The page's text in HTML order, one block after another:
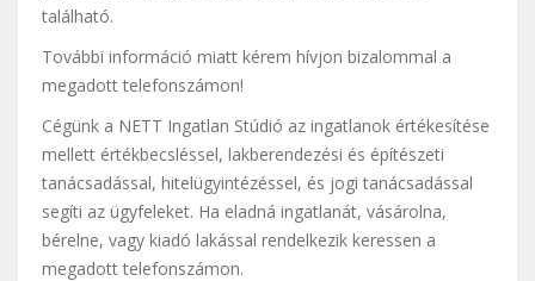
található.
További információ miatt kérem hívjon bizalommal a
megadott telefonszámon!
Cégünk a NETT Ingatlan Stúdió az ingatlanok értékesítése
mellett értékbecsléssel, lakberendezési és építészeti
tanácsadással, hitelügyintézéssel, és jogi tanácsadással
segíti az ügyfeleket. Ha eladná ingatlanát, vásárolna,
bérelne, vagy kiadó lakással rendelkezik keressen a
megadott telefonszámon.